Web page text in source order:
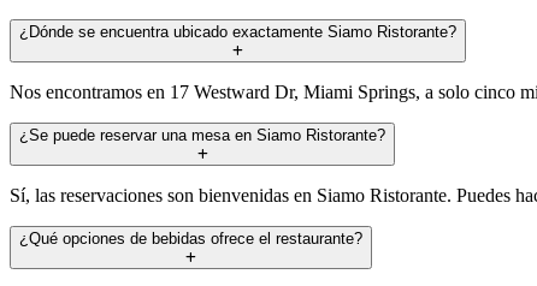
¿Dónde se encuentra ubicado exactamente Siamo Ristorante?
Nos encontramos en 17 Westward Dr, Miami Springs, a solo cinco
¿Se puede reservar una mesa en Siamo Ristorante?
Sí, las reservaciones son bienvenidas en Siamo Ristorante. Puedes
¿Qué opciones de bebidas ofrece el restaurante?